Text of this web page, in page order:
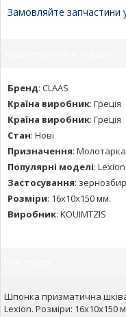
Замовляйте запчастини
Бренд: CLAAS
Країна виробник: Греція
Країна виробник: Греція
Стан: Нові
Призначення: Молотарка
Популярні моделі: Lexion
Застосування:
Розміри: 16х10х150 мм.
Виробник: KOUIMTZIS
Шпонка призматична
Lexion. Розміри: 16х10х150